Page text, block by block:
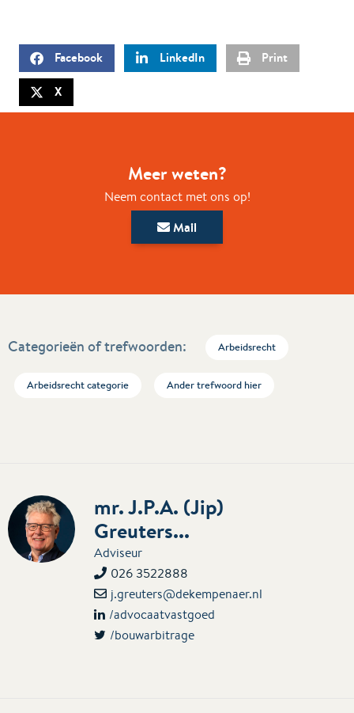
Facebook LinkedIn Print
X
Meer weten?
Neem contact met ons op!
Mail
Categorieën of trefwoorden: Arbeidsrecht
Arbeidsrecht categorie Ander trefwoord hier
mr. J.P.A. (Jip)
Greuters...
Adviseur
026 3522888
j.greuters@dekempenaer.nl
/advocaatvastgoed
/bouwarbitrage